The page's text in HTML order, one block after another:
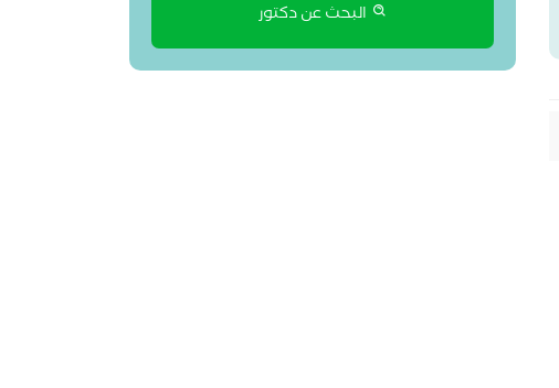
البحث عن دكتور